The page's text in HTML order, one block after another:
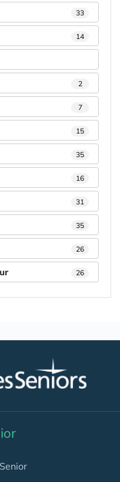
33
14
2
7
15
35
16
31
35
26
26